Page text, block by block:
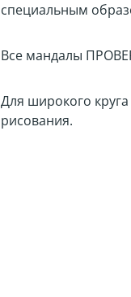
специальным
Все мандалы
Для широкого
рисования.